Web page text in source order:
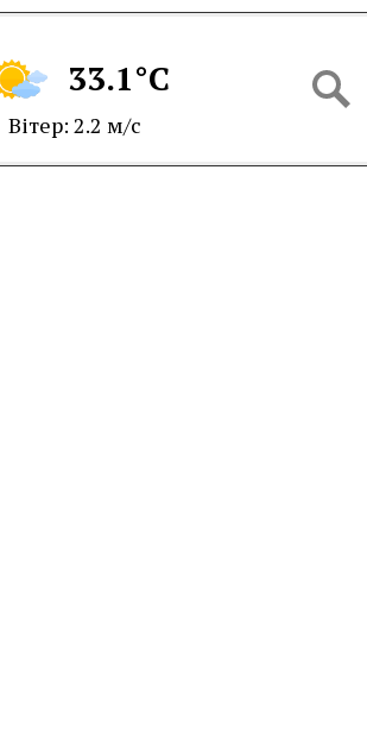
33.1°C
Вітер: 2.2 м/с